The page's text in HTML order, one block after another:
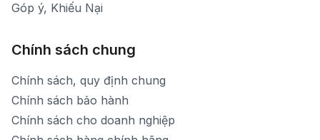
Góp ý, Khiếu Nại
Chính sách chung
Chính sách, quy định chung
Chính sách bảo hành
Chính sách cho doanh nghiệp